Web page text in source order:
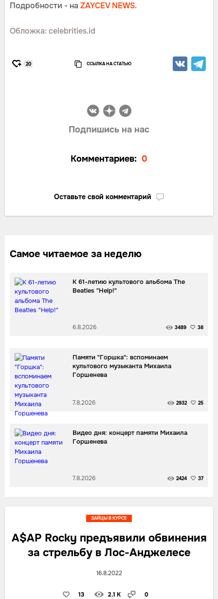
Подробности - на ZAYCEV NEWS.
Обложка: celebrities.id
20 ССЫЛКА НА СТАТЬЮ
Подпишись на нас
Комментариев: 0
Оставьте свой комментарий
Самое читаемое за неделю
К 61-летию культового альбома The
Beatles "Help!"
6.8.2026 3489 38
Памяти "Горшка": вспоминаем
культового музыканта Михаила
Горшенева
7.8.2026 2932 25
Видео дня: концерт памяти Михаила
Горшенева
7.8.2026 2424 37
A$AP Rocky предъявили обвинения
за стрельбу в Лос-Анджелесе
16.8.2022
13 2.1 K 0
ЗАЙЦЫ В КУРСЕ